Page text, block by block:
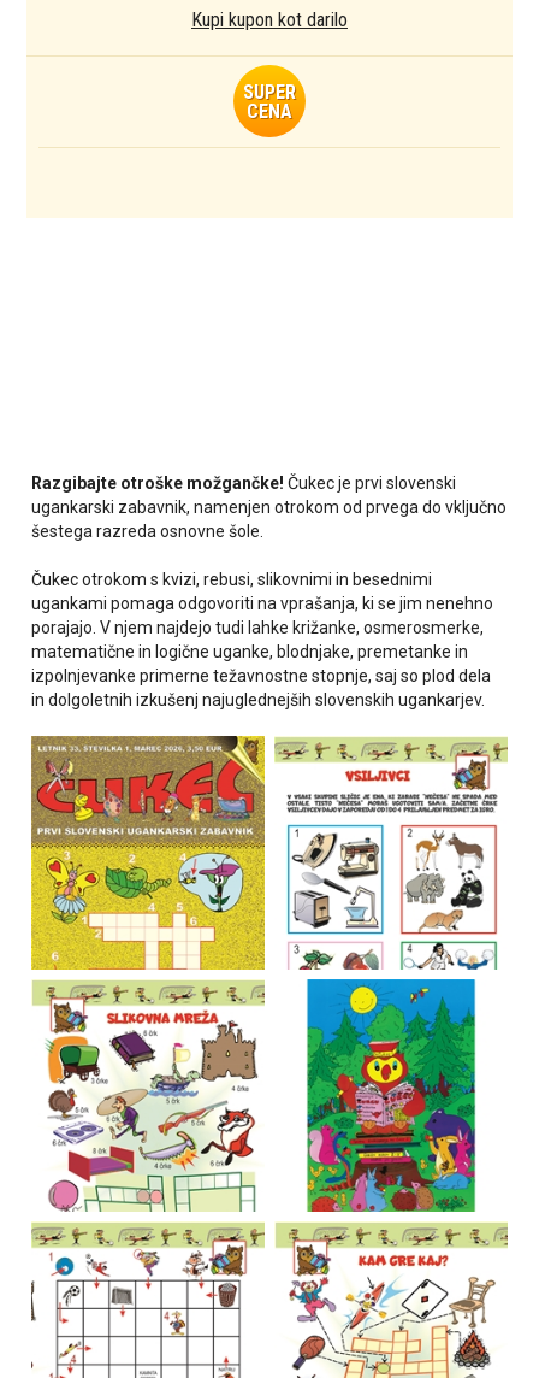
Kupi kupon kot darilo
SUPER
CENA
Razgibajte otroške možgančke! Čukec je prvi slovenski
ugankarski zabavnik, namenjen otrokom od prvega do vključno
šestega razreda osnovne šole.
Čukec otrokom s kvizi, rebusi, slikovnimi in besednimi
ugankami pomaga odgovoriti na vprašanja, ki se jim nenehno
porajajo. V njem najdejo tudi lahke križanke, osmerosmerke,
matematične in logične uganke, blodnjake, premetanke in
izpolnjevanke primerne težavnostne stopnje, saj so plod dela
in dolgoletnih izkušenj najuglednejših slovenskih ugankarjev.